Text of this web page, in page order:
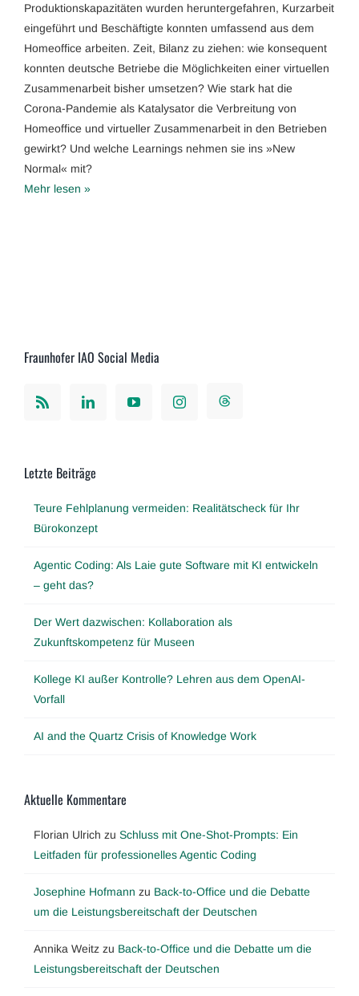
Produktionskapazitäten wurden heruntergefahren, Kurzarbeit
eingeführt und Beschäftigte konnten umfassend aus dem
Homeoffice arbeiten. Zeit, Bilanz zu ziehen: wie konsequent
konnten deutsche Betriebe die Möglichkeiten einer virtuellen
Zusammenarbeit bisher umsetzen? Wie stark hat die
Corona-Pandemie als Katalysator die Verbreitung von
Homeoffice und virtueller Zusammenarbeit in den Betrieben
gewirkt? Und welche Learnings nehmen sie ins »New
Normal« mit?
Mehr lesen »
Fraunhofer IAO Social Media
Letzte Beiträge
Teure Fehlplanung vermeiden: Realitätscheck für Ihr
Bürokonzept
Agentic Coding: Als Laie gute Software mit KI entwickeln
– geht das?
Der Wert dazwischen: Kollaboration als
Zukunftskompetenz für Museen
Kollege KI außer Kontrolle? Lehren aus dem OpenAI-
Vorfall
AI and the Quartz Crisis of Knowledge Work
Aktuelle Kommentare
Florian Ulrich zu Schluss mit One-Shot-Prompts: Ein
Leitfaden für professionelles Agentic Coding
Josephine Hofmann zu Back-to-Office und die Debatte
um die Leistungsbereitschaft der Deutschen
Annika Weitz zu Back-to-Office und die Debatte um die
Leistungsbereitschaft der Deutschen